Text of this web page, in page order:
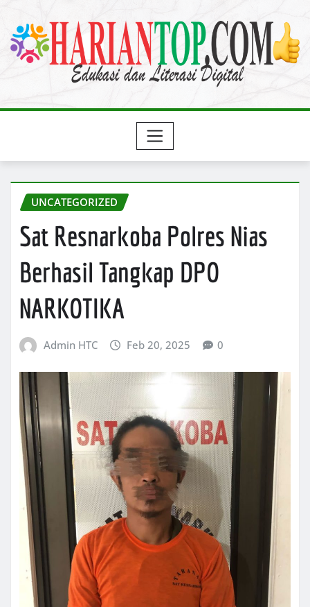
content
UNCATEGORIZED
Sat Resnarkoba Polres Nias
Berhasil Tangkap DPO
NARKOTIKA
Admin HTC Feb 20, 2025 0